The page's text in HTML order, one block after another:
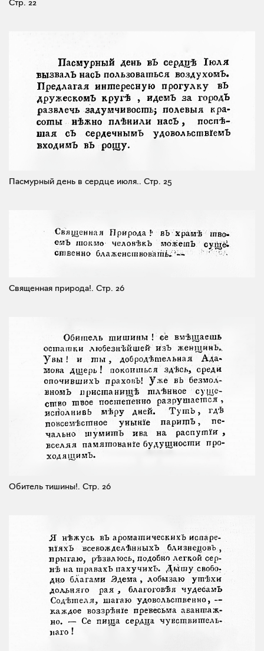
Стр. 22
Пасмурный день в сердце июля.. Стр. 25
Священная природа!. Стр. 26
Обитель тишины!. Стр. 26